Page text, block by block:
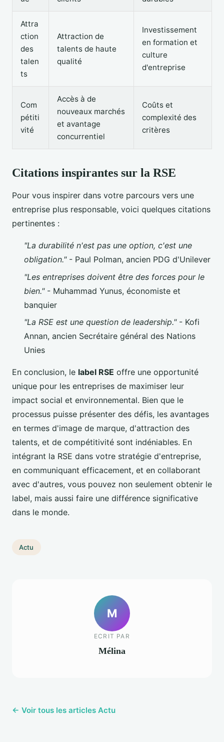
Attra
ction
des
talen
ts
Attraction de
talents de haute
qualité
Investissement
en formation et
culture
d'entreprise
Com
pétiti
vité
Accès à de
nouveaux marchés
et avantage
concurrentiel
Coûts et
complexité des
critères
Citations inspirantes sur la RSE
Pour vous inspirer dans votre parcours vers une
entreprise plus responsable, voici quelques citations
pertinentes :
"La durabilité n'est pas une option, c'est une
obligation."- Paul Polman, ancien PDG d'Unilever
"Les entreprises doivent être des forces pour le
bien."- Muhammad Yunus, économiste et
banquier
"La RSE est une question de leadership."- Kofi
Annan, ancien Secrétaire général des Nations
Unies
En conclusion, le label RSE offre une opportunité
unique pour les entreprises de maximiser leur
impact social et environnemental. Bien que le
processus puisse présenter des défis, les avantages
en termes d'image de marque, d'attraction des
talents, et de compétitivité sont indéniables. En
intégrant la RSE dans votre stratégie d'entreprise,
en communiquant efficacement, et en collaborant
avec d'autres, vous pouvez non seulement obtenir le
label, mais aussi faire une différence significative
dans le monde.
Actu
M
ECRIT PAR
Mélina
← Voir tous les articles Actu